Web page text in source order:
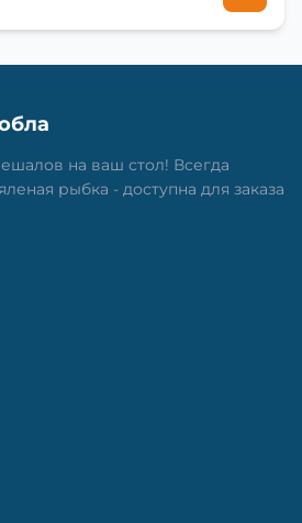
на ваш стол! Всегда
рыбка - доступна для заказа